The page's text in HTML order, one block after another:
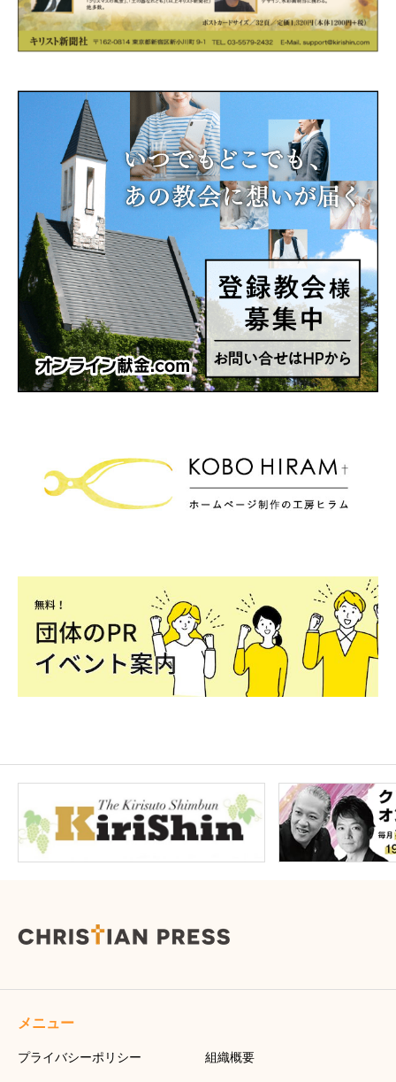
メニュー
プライバシーポリシー 組織概要